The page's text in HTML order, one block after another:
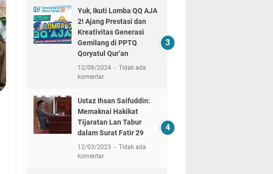
Yuk, Ikuti Lomba QQ AJA
2! Ajang Prestasi dan
Kreativitas Generasi
Gemilang di PPTQ
Qoryatul Qur’an
12/08/2024
Tidak ada
komentar
Ustaz Ihsan Saifuddin:
Memaknai Hakikat
Tijaratan Lan Tabur
dalam Surat Fatir 29
12/03/2023
Tidak ada
komentar